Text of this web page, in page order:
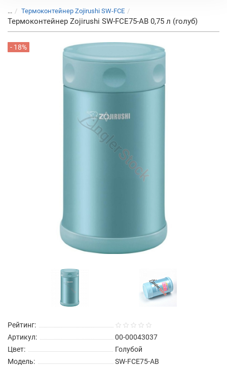
... Термоконтейнер Zojirushi SW-FCE
Термоконтейнер Zojirushi SW-FCE75-AB 0,75 л (голуб)
- 18%
Рейтинг:
Артикул:
00-00043037
Цвет:
Голубой
Модель:
SW-FCE75-AB